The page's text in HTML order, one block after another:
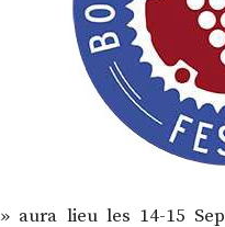
» aura lieu les 14-15